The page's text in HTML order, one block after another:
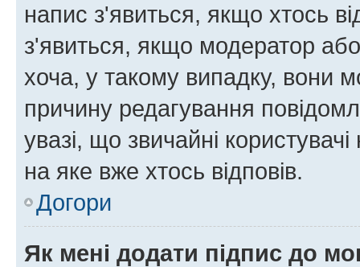
напис з'явиться, якщо хтось
з'явиться, якщо модератор
хоча, у такому випадку, вони
причину редагування
увазі, що звичайні
на яке вже хтось відповів.
Догори
Як мені додати підпис до